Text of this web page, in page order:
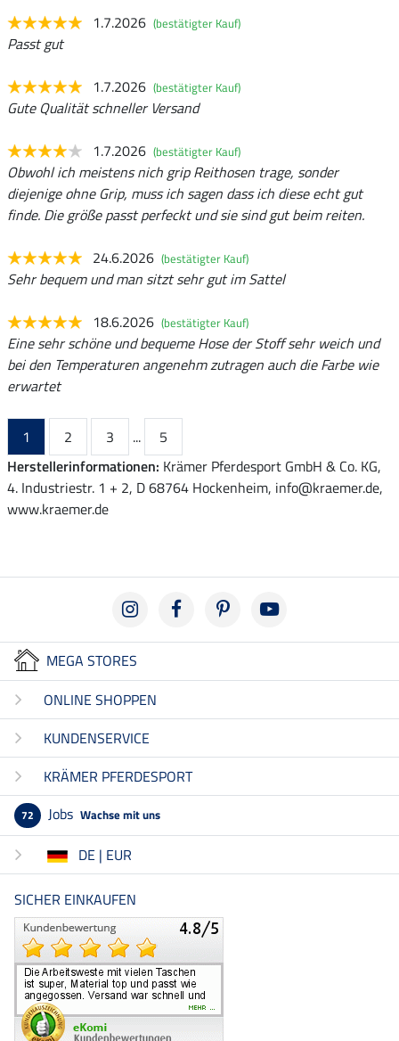
1.7.2026 (bestätigter Kauf)
Passt gut
1.7.2026 (bestätigter Kauf)
Gute Qualität schneller Versand
1.7.2026 (bestätigter Kauf)
Obwohl ich meistens nich grip Reithosen trage, sonder
diejenige ohne Grip, muss ich sagen dass ich diese echt gut
finde. Die größe passt perfeckt und sie sind gut beim reiten.
24.6.2026 (bestätigter Kauf)
Sehr bequem und man sitzt sehr gut im Sattel
18.6.2026 (bestätigter Kauf)
Eine sehr schöne und bequeme Hose der Stoff sehr weich und
bei den Temperaturen angenehm zutragen auch die Farbe wie
erwartet
1 2 3 ...
5
Herstellerinformationen: Krämer Pferdesport GmbH & Co. KG,
4. Industriestr. 1 + 2, D 68764 Hockenheim, info@kraemer.de,
www.kraemer.de
MEGA STORES
ONLINE SHOPPEN
KUNDENSERVICE
KRÄMER PFERDESPORT
72 Jobs Wachse mit uns
DE | EUR
SICHER EINKAUFEN